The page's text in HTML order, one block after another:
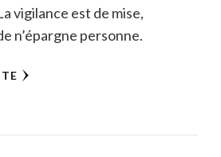
vigilance est de mise,
n’épargne personne.